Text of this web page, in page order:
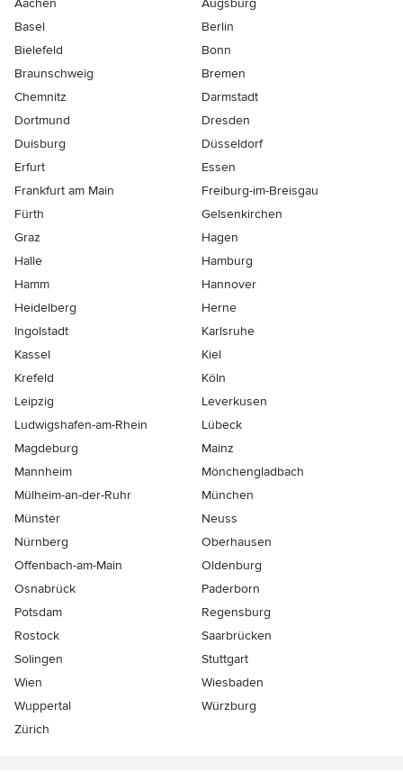
Aachen
Augsburg
Basel
Berlin
Bielefeld
Bonn
Braunschweig
Bremen
Chemnitz
Darmstadt
Dortmund
Dresden
Duisburg
Düsseldorf
Erfurt
Essen
Frankfurt am Main
Freiburg-im-Breisgau
Fürth
Gelsenkirchen
Graz
Hagen
Halle
Hamburg
Hamm
Hannover
Heidelberg
Herne
Ingolstadt
Karlsruhe
Kassel
Kiel
Krefeld
Köln
Leipzig
Leverkusen
Ludwigshafen-am-Rhein
Lübeck
Magdeburg
Mainz
Mannheim
Mönchen­gladbach
Mülheim-an-der-Ruhr
München
Münster
Neuss
Nürnberg
Oberhausen
Offenbach-am-Main
Oldenburg
Osnabrück
Paderborn
Potsdam
Regensburg
Rostock
Saarbrücken
Solingen
Stuttgart
Wien
Wiesbaden
Wuppertal
Würzburg
Zürich